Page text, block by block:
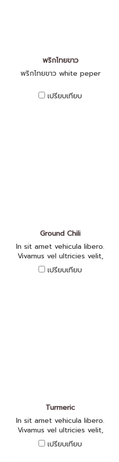
พริกไทยขาว
พริกไทยขาว white peper
เปรียบเทียบ
Ground Chili
In sit amet vehicula libero.
Vivamus vel ultricies velit,
sed fringilla elit.
เปรียบเทียบ
Turmeric
In sit amet vehicula libero.
Vivamus vel ultricies velit,
sed fringilla elit.
เปรียบเทียบ